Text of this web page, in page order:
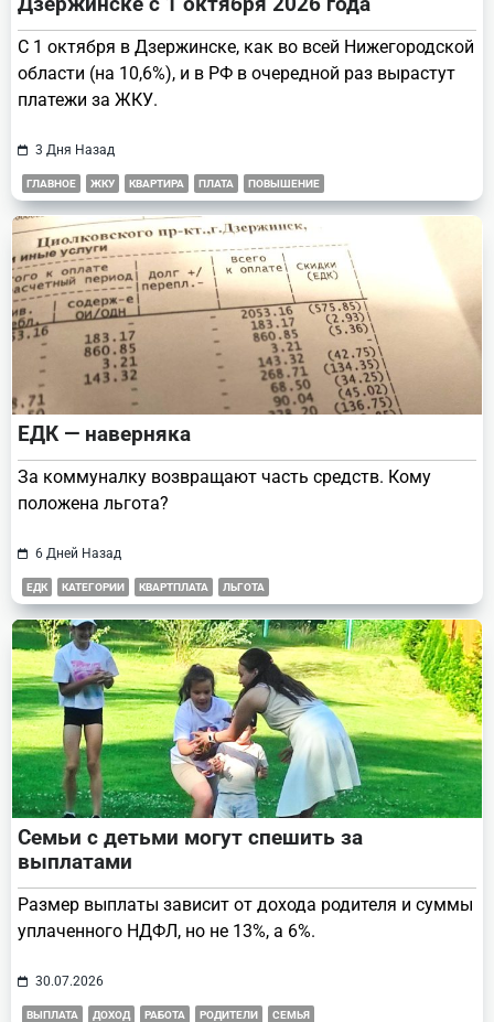
С 1 октября в Дзержинске, как во всей Нижегородской
области (на 10,6%), и в РФ в очередной раз вырастут
платежи за ЖКУ.
3 Дня Назад
ГЛАВНОЕ ЖКУ КВАРТИРА ПЛАТА ПОВЫШЕНИЕ
ЕДК — наверняка
За коммуналку возвращают часть средств. Кому
положена льгота?
6 Дней Назад
ЕДК КАТЕГОРИИ КВАРТПЛАТА ЛЬГОТА
Семьи с детьми могут спешить за
выплатами
Размер выплаты зависит от дохода родителя и суммы
уплаченного НДФЛ, но не 13%, а 6%.
30.07.2026
ВЫПЛАТА ДОХОД РАБОТА РОДИТЕЛИ СЕМЬЯ